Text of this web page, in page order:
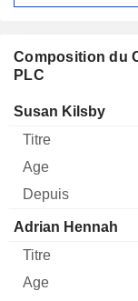
Composition du
PLC
Administrateur
Susan Kilsby
Adrian Hennah